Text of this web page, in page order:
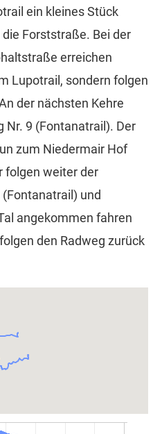
ein kleines Stück
Forststraße. Bei der
erreichen
Lupotrail, sondern folgen
der nächsten Kehre
Nr. 9 (Fontanatrail). Der
zum Niedermair Hof
folgen weiter der
und
angekommen fahren
den Radweg zurück